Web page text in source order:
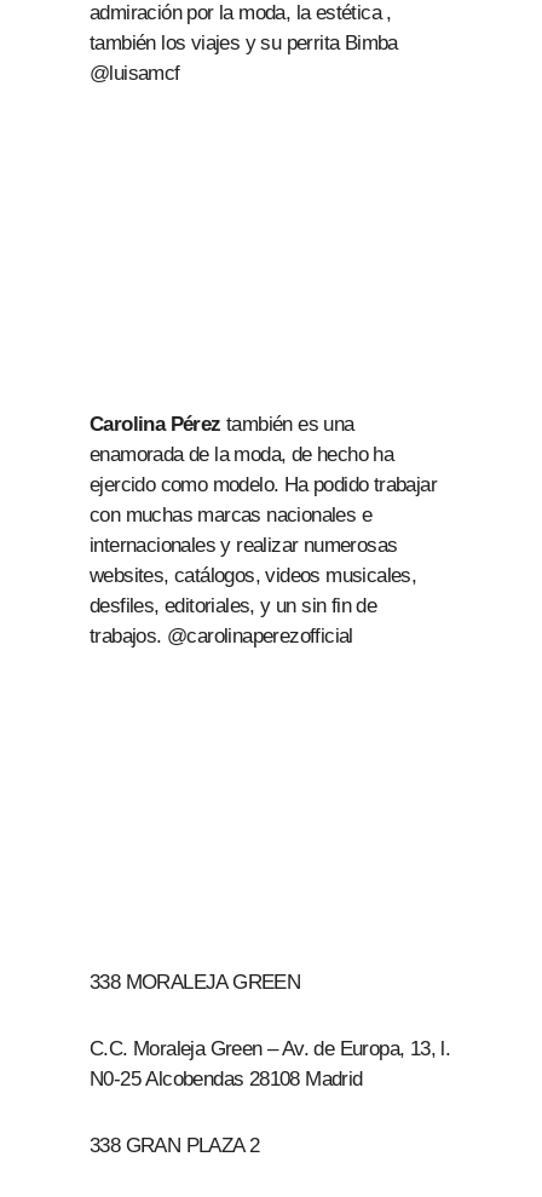
admiración por la moda, la estética ,
también los viajes y su perrita Bimba
@luisamcf
Carolina Pérez también es una
enamorada de la moda, de hecho ha
ejercido como modelo. Ha podido trabajar
con muchas marcas nacionales e
internacionales y realizar numerosas
websites, catálogos, videos musicales,
desfiles, editoriales, y un sin fin de
trabajos. @carolinaperezofficial
338 MORALEJA GREEN
C.C. Moraleja Green – Av. de Europa, 13, l.
N0-25 Alcobendas 28108 Madrid
338 GRAN PLAZA 2